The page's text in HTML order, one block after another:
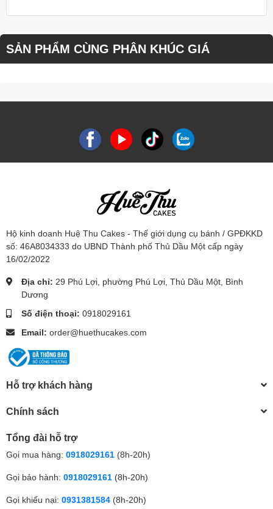
SẢN PHẨM CÙNG PHÂN KHÚC GIÁ
Hộ kinh doanh Huệ Thu Cakes - Thế giới dụng cụ bánh / GPĐKKD
số: 46A8034333 do UBND Thành phố Thủ Dầu Một cấp ngày
16/02/2022
Địa chỉ: 29 Phú Lợi, phường Phú Lợi, Thủ Dầu Một, Bình
Dương
Số điện thoại: 0918029161
Email: order@huethucakes.com
Hỗ trợ khách hàng
Chính sách
Tổng đài hỗ trợ
Gọi mua hàng: 0918029161 (8h-20h)
Gọi bảo hành: 0918029161 (8h-20h)
Gọi khiếu nại: 0931381584 (8h-20h)